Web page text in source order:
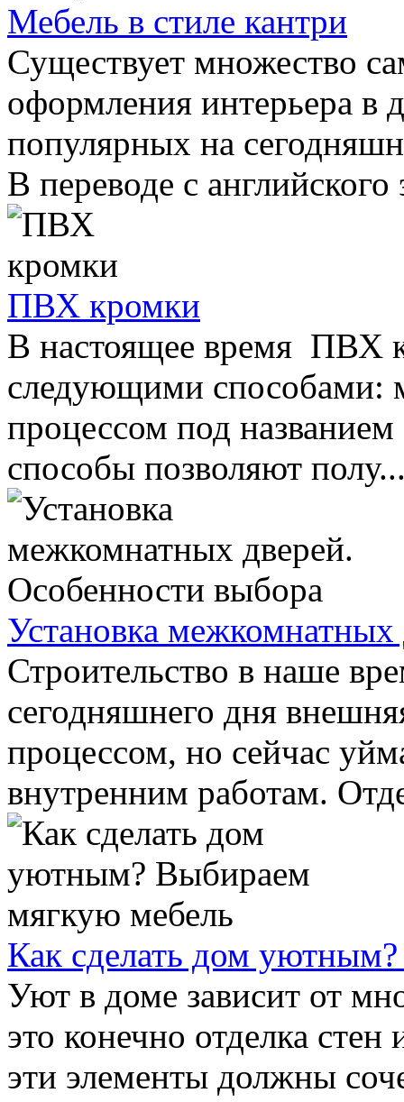
Мебель в стиле кантри
Существует множество
оформления интерьера в
популярных на
В переводе с английского
ПВХ кромки
В настоящее время ПВХ
следующими способами:
процессом под
способы позволяют
Установка
Строительство в наше
сегодняшнего дня
процессом, но сейчас
внутренним работам.
Как сделать дом
Уют в доме зависит от
это конечно отделка
эти элементы должны